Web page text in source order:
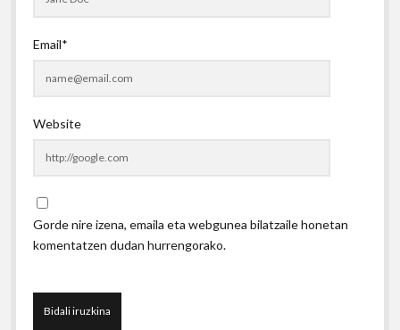
Email*
Website
Gorde nire izena, emaila eta webgunea bilatzaile honetan
komentatzen dudan hurrengorako.